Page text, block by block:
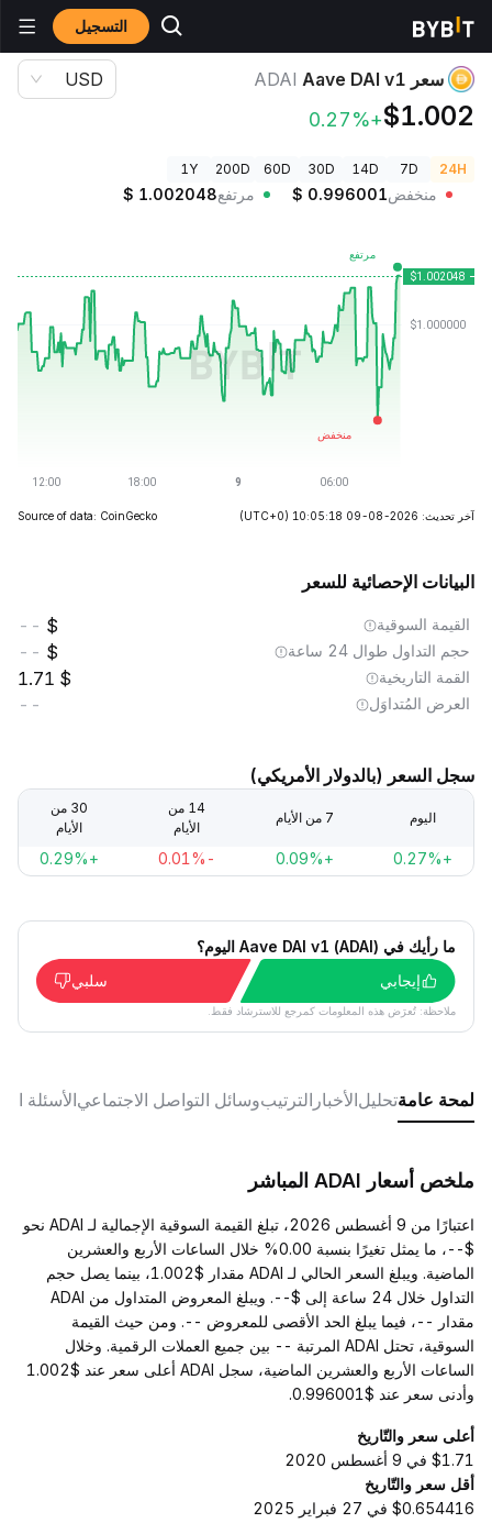
التسجيل أسعار العملات الرقمية
سعر Aave DAI v1 ADAI
$1.002
+0.27%
USD
24H
7D
14D
30D
60D
200D
1Y
منخفض $ 0.996001 مرتفع $ 1.002048
آخر تحديث: 2026-08-09 10:05:18 (UTC+0)
Source of data: CoinGecko
البيانات الإحصائية للسعر
القيمة السوقية --
حجم التداول طوال 24 ساعة --
القمة التاريخية 1.71
العرض المُتداوَل --
سجل السعر (بالدولار الأمريكي)
اليوم 7 من الأيام
14 من
الأيام
30 من
الأيام
+0.27%
+0.09%
-0.01%
+0.29%
ما رأيك في Aave DAI v1 (ADAI) اليوم؟
إيجابي
سلبي
ملاحظة: تُعرَض هذه المعلومات كمرجع للاسترشاد فقط.
لمحة عامةتحليلالأخبار الترتيبوسائل التواصل الاجتماعيالأسئلة
ملخص أسعار ADAI المباشر
اعتبارًا من 9 أغسطس 2026، تبلغ القيمة السوقية الإجمالية لـ ADAI نحو
$--، ما يمثل تغيرًا بنسبة 0.00% خلال الساعات الأربع والعشرين
الماضية. ويبلغ السعر الحالي لـ ADAI مقدار $1.002، بينما يصل حجم
التداول خلال 24 ساعة إلى $--. ويبلغ المعروض المتداول من ADAI
مقدار --، فيما يبلغ الحد الأقصى للمعروض --. ومن حيث القيمة
السوقية، تحتل ADAI المرتبة -- بين جميع العملات الرقمية. وخلال
الساعات الأربع والعشرين الماضية، سجل ADAI أعلى سعر عند $1.002
وأدنى سعر عند $0.996001.
أعلى سعر والتّاريخ
$1.71 في 9 أغسطس 2020
أقل سعر والتّاريخ
$0.654416 في 27 فبراير 2025